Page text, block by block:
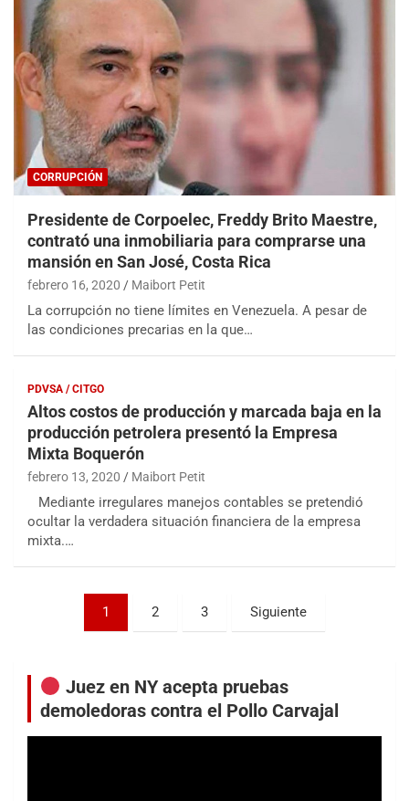
CORRUPCIÓN
Presidente de Corpoelec, Freddy Brito Maestre,
contrató una inmobiliaria para comprarse una
mansión en San José, Costa Rica
febrero 16, 2020 Maibort Petit
La corrupción no tiene límites en Venezuela. A pesar de
las condiciones precarias en la que…
PDVSA / CITGO
Altos costos de producción y marcada baja en la
producción petrolera presentó la Empresa
Mixta Boquerón
febrero 13, 2020 Maibort Petit
Mediante irregulares manejos contables se pretendió
ocultar la verdadera situación financiera de la empresa
mixta.…
Paginación
1 2 3 Siguiente
Juez en NY acepta pruebas
demoledoras contra el Pollo Carvajal